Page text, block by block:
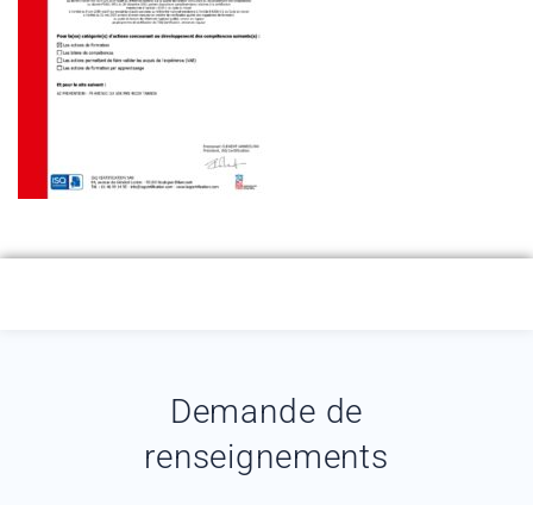
Demande de
renseignements